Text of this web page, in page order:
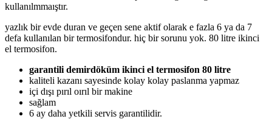
kullanılmmaıştır.
yazlık bir evde duran ve geçen sene aktif olarak e fazla 6 ya da 7
defa kullanılan bir termosifondur. hiç bir sorunu yok. 80 litre ikinci
el termosifon.
garantili demirdöküm ikinci el termosifon 80 litre
kaliteli kazanı sayesinde kolay kolay paslanma yapmaz
içi dışı pırıl oırıl bir makine
sağlam
6 ay daha yetkili servis garantilidir.